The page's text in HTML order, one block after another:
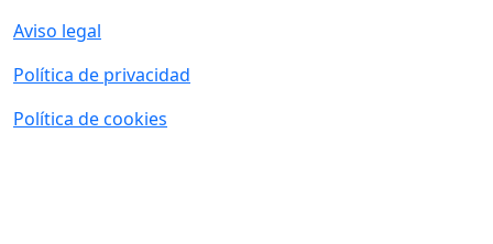
Aviso legal
Política de privacidad
Política de cookies